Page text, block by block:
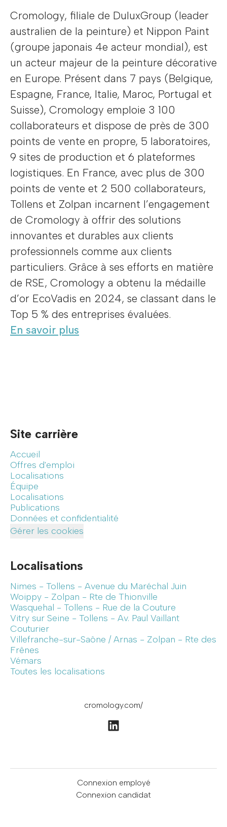
Cromology, filiale de DuluxGroup (leader
australien de la peinture) et Nippon Paint
(groupe japonais 4e acteur mondial), est
un acteur majeur de la peinture décorative
en Europe. Présent dans 7 pays (Belgique,
Espagne, France, Italie, Maroc, Portugal et
Suisse), Cromology emploie 3 100
collaborateurs et dispose de près de 300
points de vente en propre, 5 laboratoires,
9 sites de production et 6 plateformes
logistiques. En France, avec plus de 300
points de vente et 2 500 collaborateurs,
Tollens et Zolpan incarnent l’engagement
de Cromology à offrir des solutions
innovantes et durables aux clients
professionnels comme aux clients
particuliers. Grâce à ses efforts en matière
de RSE, Cromology a obtenu la médaille
d’or EcoVadis en 2024, se classant dans le
Top 5 % des entreprises évaluées.
En savoir plus
Site carrière
Accueil
Offres d'emploi
Localisations
Équipe
Localisations
Publications
Données et confidentialité
Gérer les cookies
Localisations
Nimes - Tollens - Avenue du Maréchal Juin
Woippy - Zolpan - Rte de Thionville
Wasquehal - Tollens - Rue de la Couture
Vitry sur Seine - Tollens - Av. Paul Vaillant
Couturier
Villefranche-sur-Saône / Arnas - Zolpan - Rte des
Frênes
Vémars
Toutes les localisations
cromology.com/
Connexion employé
Connexion candidat